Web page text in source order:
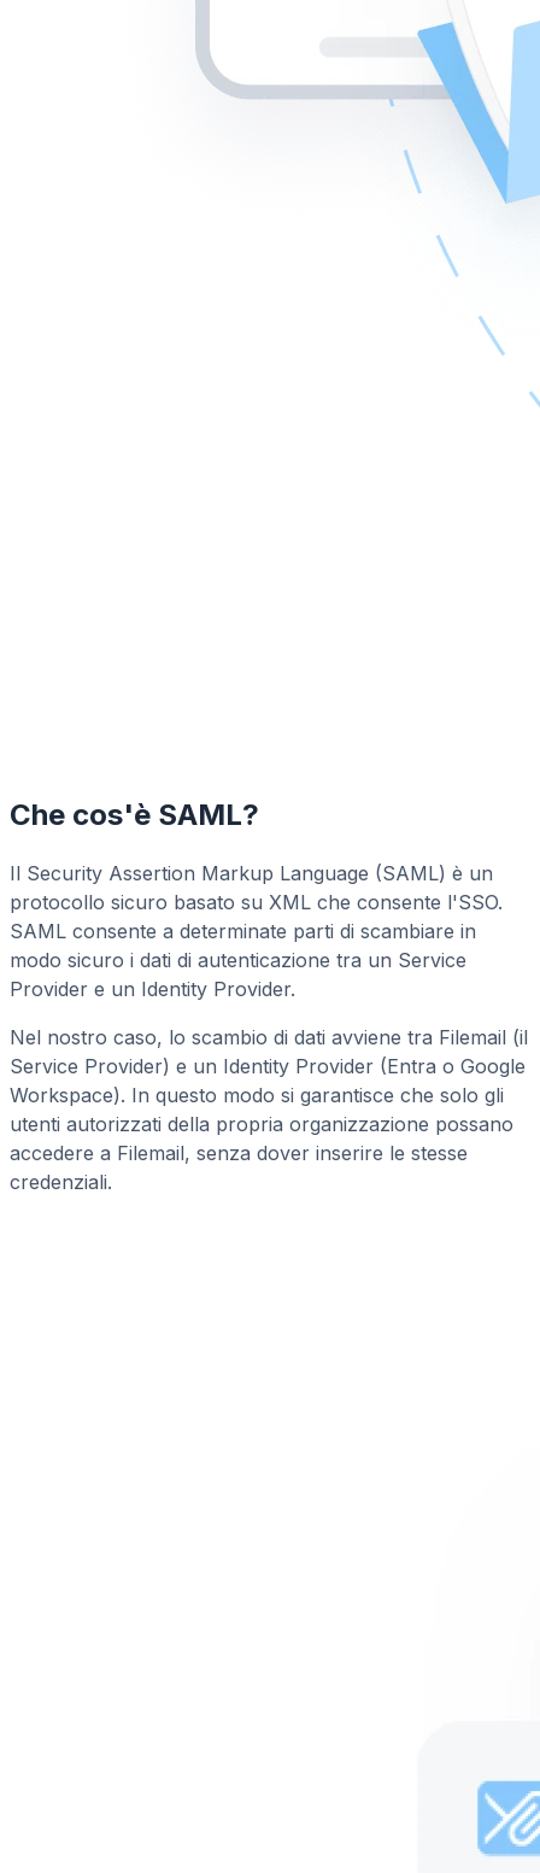
Che cos'è SAML?
Il Security Assertion Markup Language (SAML) è un
protocollo sicuro basato su XML che consente l'SSO.
SAML consente a determinate parti di scambiare in
modo sicuro i dati di autenticazione tra un Service
Provider e un Identity Provider.
Nel nostro caso, lo scambio di dati avviene tra Filemail (il
Service Provider) e un Identity Provider (Entra o Google
Workspace). In questo modo si garantisce che solo gli
utenti autorizzati della propria organizzazione possano
accedere a Filemail, senza dover inserire le stesse
credenziali.